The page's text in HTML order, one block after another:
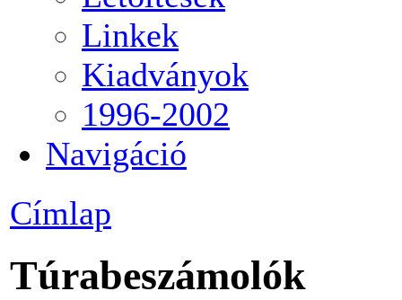
Linkek
Kiadványok
1996-2002
Navigáció
Címlap
Túrabeszámolók